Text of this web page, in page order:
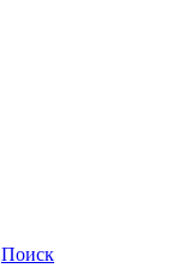
Поиск